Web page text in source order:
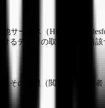
ービス（HubSpot、
るデータの取り扱いは当
その権限（閲覧者・編集